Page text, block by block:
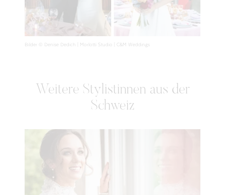
Bilder © Denise Dedich | Morlotti Studio | C&M Weddings
Weitere Stylistinnen aus der
Schweiz